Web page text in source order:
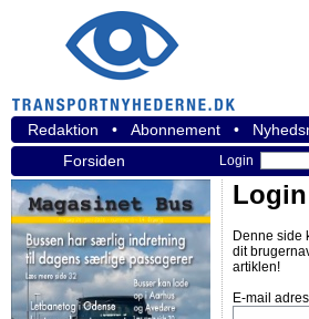
Redaktion • Abonnement •
Forsiden
Login
Login
Denne side
dit
artiklen!
E-mail